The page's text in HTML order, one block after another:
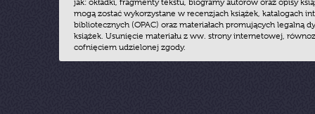
jak: okładki, fragmenty tekstu, biogramy autorów oraz opisy
mogą zostać wykorzystane w recenzjach książek, katalogach
bibliotecznych (OPAC) oraz materiałach promujących legalną
książek. Usunięcie materiału z ww. strony internetowej,
cofnięciem udzielonej zgody.